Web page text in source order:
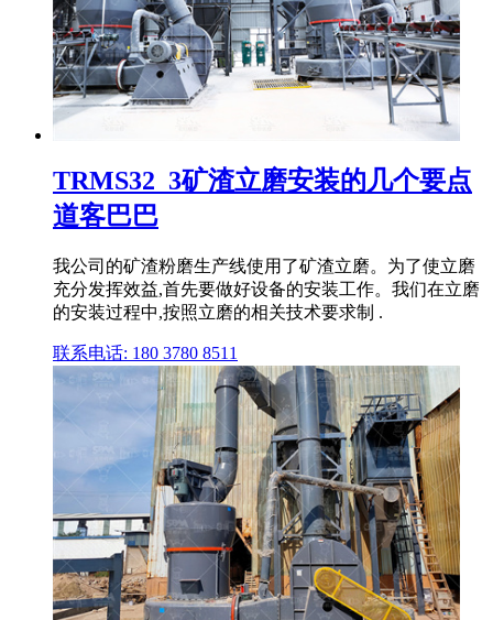
TRMS32_3矿渣立磨安装的几个要点
道客巴巴
我公司的矿渣粉磨生产线使用了矿渣立磨。为了使立磨
充分发挥效益,首先要做好设备的安装工作。我们在立磨
的安装过程中,按照立磨的相关技术要求制 .
联系电话: 180 3780 8511